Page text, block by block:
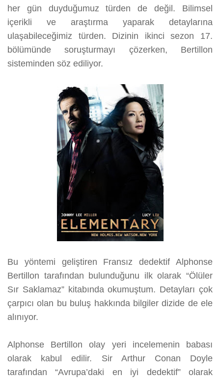
her gün duyduğumuz türden de değil. Bilimsel
içerikli ve araştırma yaparak detaylarına
ulaşabileceğimiz türden. Dizinin ikinci sezon 17.
bölümünde soruşturmayı çözerken, Bertillon
sisteminden söz ediliyor.
Bu yöntemi geliştiren Fransız dedektif Alphonse
Bertillon tarafından bulunduğunu ilk olarak “Ölüler
Sır Saklamaz” kitabında okumuştum. Detayları çok
çarpıcı olan bu buluş hakkında bilgiler dizide de ele
alınıyor.
Alphonse Bertillon olay yeri incelemenin babası
olarak kabul edilir. Sir Arthur Conan Doyle
tarafından “Avrupa’daki en iyi dedektif” olarak